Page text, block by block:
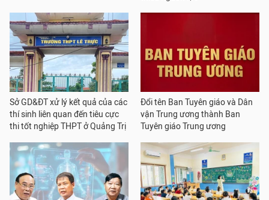
Sở GD&ĐT xử lý kết quả của các
thí sinh liên quan đến tiêu cực
thi tốt nghiệp THPT ở Quảng Trị
Đổi tên Ban Tuyên giáo và Dân
vận Trung ương thành Ban
Tuyên giáo Trung ương